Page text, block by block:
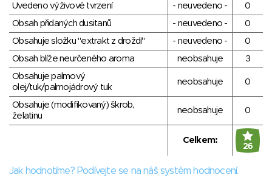
Uvedeno výživové tvrzení
- neuvedeno -
0
Obsah přidaných dusitanů
- neuvedeno -
0
Obsahuje složku "extrakt z droždí"
- neuvedeno -
0
Obsah blíže neurčeného aroma
neobsahuje
3
Obsahuje palmový
olej/tuk/palmojádrový tuk
neobsahuje 0
Obsahuje (modifikovaný) škrob,
želatinu
neobsahuje 0
Celkem:
26
Jak hodnotíme? Podívejte se na náš systém hodnocení.